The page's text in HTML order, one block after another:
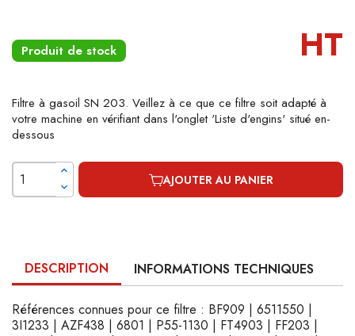
Produit de stock HT
Filtre à gasoil SN 203. Veillez à ce que ce filtre soit adapté à
votre machine en vérifiant dans l'onglet 'Liste d'engins' situé en-
dessous
AJOUTER AU PANIER
DESCRIPTION INFORMATIONS TECHNIQUES
Références connues pour ce filtre : BF909 | 6511550 |
3I1233 | AZF438 | 6801 | P55-1130 | FT4903 | FF203 |